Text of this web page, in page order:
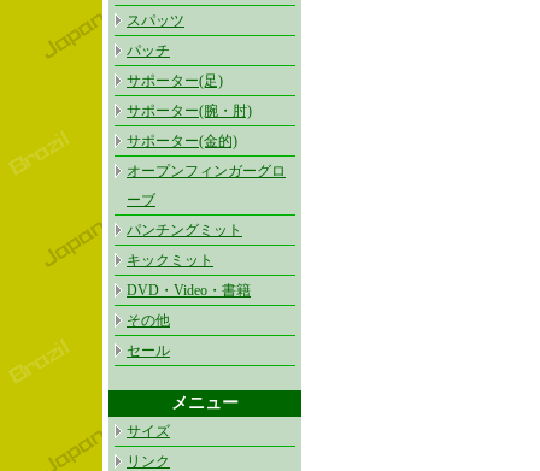
スパッツ
パッチ
サポーター(足)
サポーター(腕・肘)
サポーター(金的)
オープンフィンガーグロ
ーブ
パンチングミット
キックミット
DVD・Video・書籍
その他
セール
メニュー
サイズ
リンク